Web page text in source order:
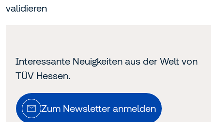
validieren
Interessante Neuigkeiten aus der Welt von
TÜV Hessen.
Zum Newsletter anmelden